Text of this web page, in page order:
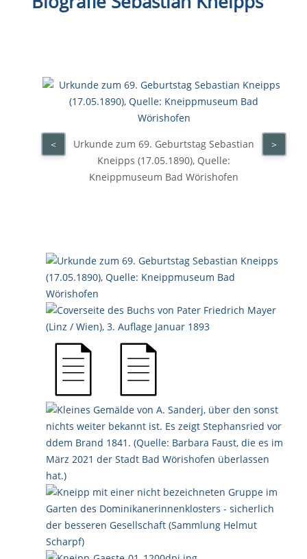
Urkunde zum 69. Geburtstag Sebastian
Kneipps (17.05.1890), Quelle:
Kneippmuseum Bad Wörishofen
< >